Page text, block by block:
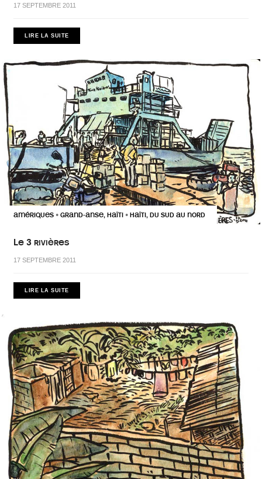
17 SEPTEMBRE 2011
LIRE LA SUITE
AMÉRIQUES • GRAND-ANSE, HAÏTI • HAÏTI, DU SUD AU NORD
Le 3 rivières
17 SEPTEMBRE 2011
LIRE LA SUITE